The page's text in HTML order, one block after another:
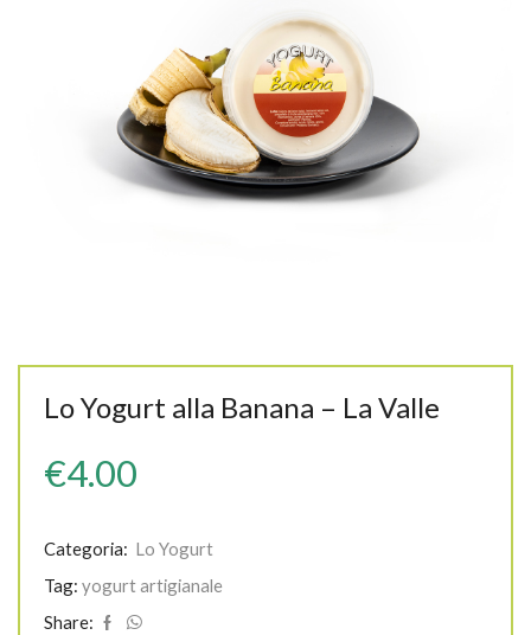
Lo Yogurt alla Banana – La Valle
€4.00
Categoria: Lo Yogurt
Tag: yogurt artigianale
Share: